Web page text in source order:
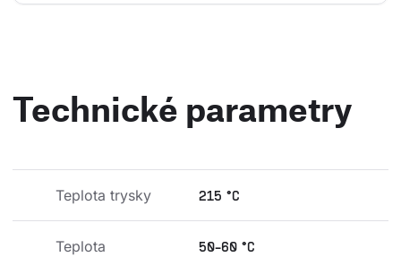
Technické parametry
Teplota trysky 215 °C
Teplota
50-60 °C